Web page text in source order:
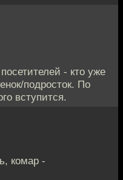
- кто уже
подросток. По
вступится.
комар -